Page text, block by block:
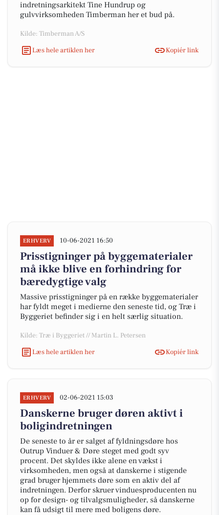
indretningsarkitekt Tine Hundrup og
gulvvirksomheden Timberman her et bud på.
Kilde: Timberman A/S
Læs hele artiklen her
Kopiér link
ERHVERV 10-06-2021 16:50
Prisstigninger på byggematerialer
må ikke blive en forhindring for
bæredygtige valg
Massive prisstigninger på en række byggematerialer
har fyldt meget i medierne den seneste tid, og Træ i
Byggeriet befinder sig i en helt særlig situation.
Kilde: Træ i Byggeriet // Martin L. Petersen
Læs hele artiklen her
Kopiér link
ERHVERV 02-06-2021 15:03
Danskerne bruger døren aktivt i
boligindretningen
De seneste to år er salget af fyldningsdøre hos
Outrup Vinduer & Døre steget med godt syv
procent. Det skyldes ikke alene en vækst i
virksomheden, men også at danskerne i stigende
grad bruger hjemmets døre som en aktiv del af
indretningen. Derfor skruer vinduesproducenten nu
op for design- og tilvalgsmuligheder, så danskerne
kan få udsigt til mere med boligens døre.